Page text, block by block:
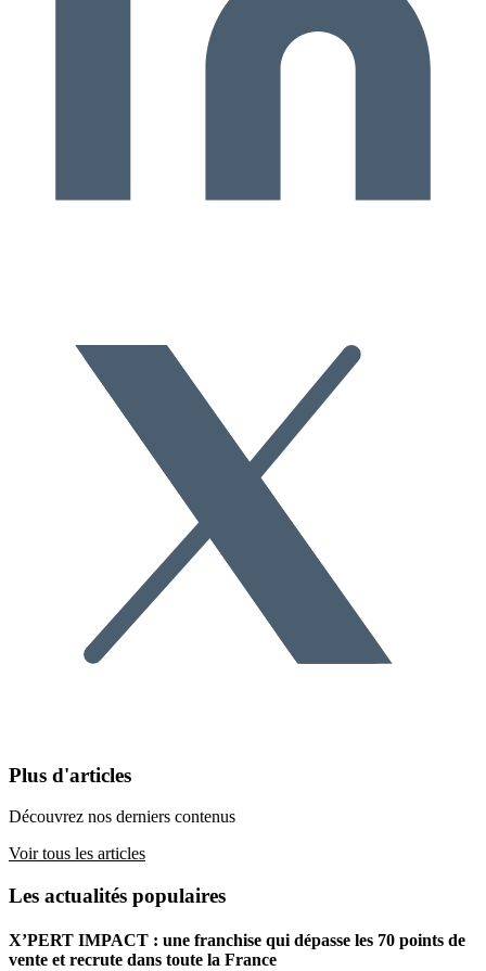
Plus d'articles
Découvrez nos derniers contenus
Voir tous les articles
Les actualités populaires
X’PERT IMPACT : une franchise qui dépasse les 70 points de
vente et recrute dans toute la France